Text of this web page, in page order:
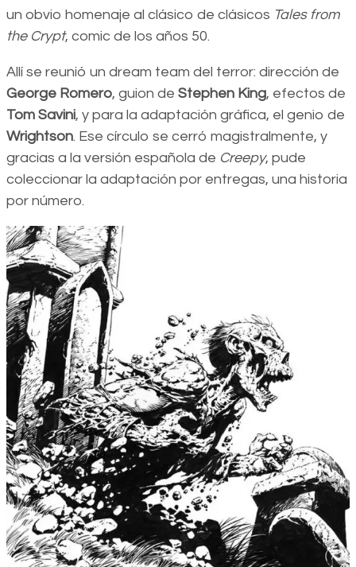
un obvio homenaje al clásico de clásicos Tales from
the Crypt, comic de los años 50.
Allí se reunió un dream team del terror: dirección de
George Romero, guion de Stephen King, efectos de
Tom Savini, y para la adaptación gráfica, el genio de
Wrightson. Ese círculo se cerró magistralmente, y
gracias a la versión española de Creepy, pude
coleccionar la adaptación por entregas, una historia
por número.